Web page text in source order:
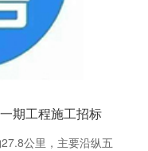
期工程施工招标
公里，主要沿纵五